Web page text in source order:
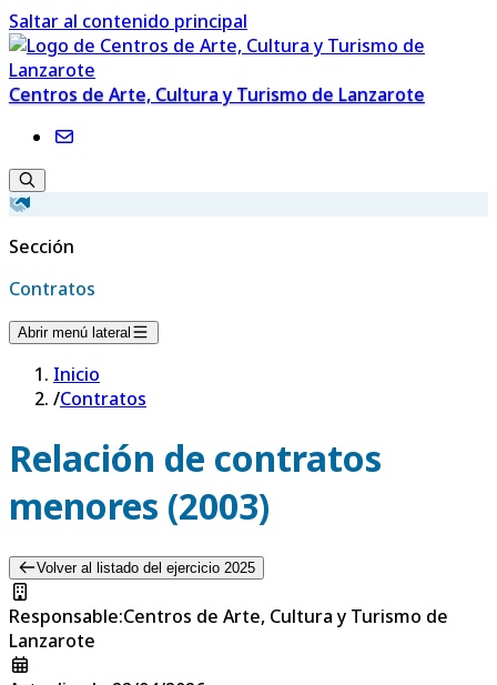
Saltar al contenido principal
Centros de Arte, Cultura y Turismo de Lanzarote
Sección
Contratos
Abrir menú lateral
Inicio
/Contratos
Relación de contratos
menores (2003)
Volver al listado del ejercicio 2025
Responsable:Centros de Arte, Cultura y Turismo de
Lanzarote